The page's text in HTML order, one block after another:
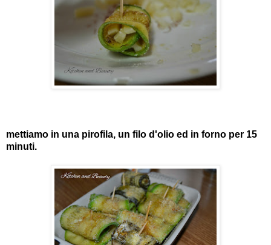
mettiamo in una pirofila, un filo d'olio ed in forno per 15
minuti.